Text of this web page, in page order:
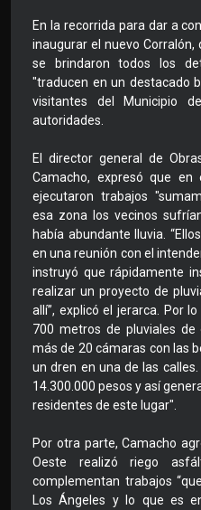
En la recorrida para dar a
inaugurar el nuevo
se brindaron todos los
"traducen en un destacado
visitantes del Municipio
autoridades.
El director general de
Camacho, expresó que
ejecutaron trabajos
esa zona los vecinos
había abundante lluvia.
en una reunión con el
instruyó que rápidamente
realizar un proyecto de
allí”, explicó el jerarca. Por
700 metros de pluviales
más de 20 cámaras con las
un dren en una de las
14.300.000 pesos y así
residentes de este lugar".
Por otra parte, Camacho
Oeste realizó riego
complementan trabajos
Los Ángeles y lo que es